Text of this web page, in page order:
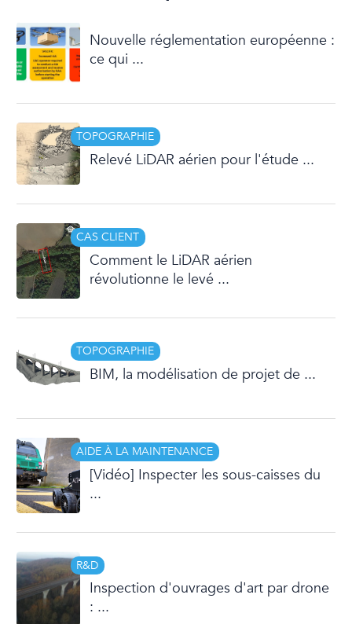
Nouvelle réglementation européenne :
ce qui ...
TOPOGRAPHIE
Relevé LiDAR aérien pour l'étude ...
CAS CLIENT
Comment le LiDAR aérien
révolutionne le levé ...
TOPOGRAPHIE
BIM, la modélisation de projet de ...
AIDE À LA MAINTENANCE
[Vidéo] Inspecter les sous-caisses du
...
R&D
Inspection d'ouvrages d'art par drone
: ...